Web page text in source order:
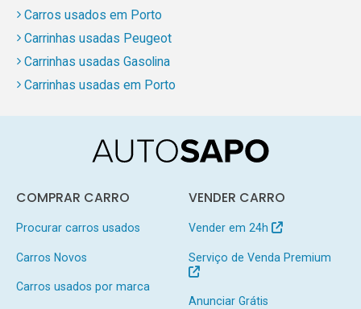
Carros usados em Porto
Carrinhas usadas Peugeot
Carrinhas usadas Gasolina
Carrinhas usadas em Porto
COMPRAR CARRO
Procurar carros usados
Carros Novos
Carros usados por marca
VENDER CARRO
Vender em 24h
Serviço de Venda Premium
Anunciar Grátis